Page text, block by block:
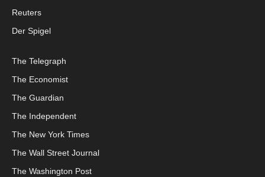
Reuters
Der Spigel
The Telegraph
The Economist
The Guardian
The Independent
The New York Times
The Wall Street Journal
The Washington Post